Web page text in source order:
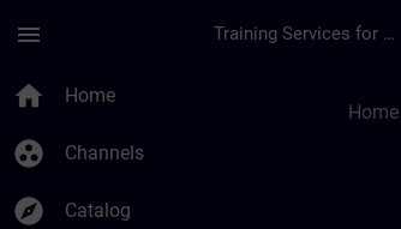
menu Training Services for Digital Industries
home Home
group_work Channels
explore Catalog
Home